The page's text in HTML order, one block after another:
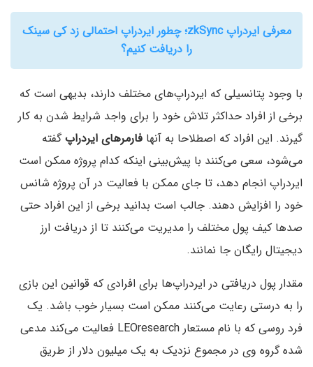
معرفی ایردراپ zkSync؛ چطور ایردراپ احتمالی زد کی سینک
را دریافت کنیم؟
با وجود پتانسیلی که ایردراپ‌های مختلف دارند، بدیهی است که
برخی از افراد حداکثر تلاش خود را برای واجد شرایط شدن به کار
گیرند. این افراد که اصطلاحا به آنها فارمرهای ایردراپگفته
می‌شود، سعی می‌کنند با پیش‌بینی اینکه کدام پروژه ممکن است
ایردراپ انجام دهد، تا جای ممکن با فعالیت در آن پروژه شانس
خود را افزایش دهند. جالب است بدانید برخی از این افراد حتی
صدها کیف پول مختلف را مدیریت می‌کنند تا از دریافت ارز
دیجیتال رایگان جا نمانند.
مقدار پول دریافتی در ایردراپ‌ها برای افرادی که قوانین این بازی
را به درستی رعایت می‌کنند ممکن است بسیار خوب باشد. یک
فرد روسی که با نام مستعار LEOresearch فعالیت می‌کند مدعی
شده گروه وی در مجموع نزدیک به یک میلیون دلار از طریق